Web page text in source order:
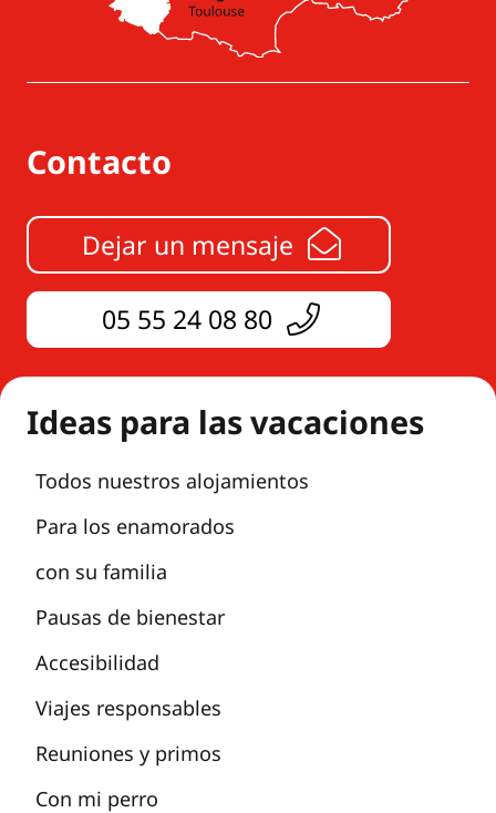
Contacto
Dejar un mensaje
05 55 24 08 80
Ideas para las vacaciones
Todos nuestros alojamientos
Para los enamorados
con su familia
Pausas de bienestar
Accesibilidad
Viajes responsables
Reuniones y primos
Con mi perro